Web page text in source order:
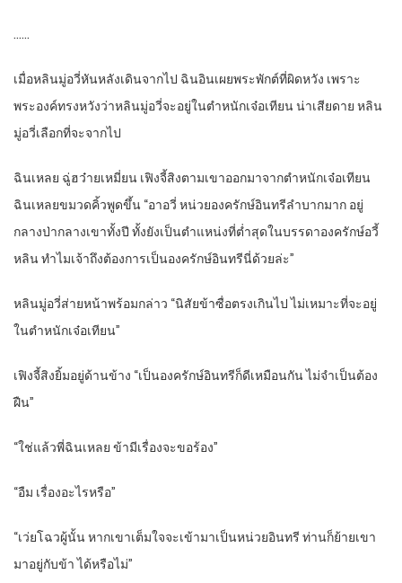
……
เมื่อหลินมู่อวี่หันหลังเดินจากไป ฉินอินเผยพระพักต์ที่ผิดหวัง เพราะ
พระองค์ทรงหวังว่าหลินมู่อวี่จะอยู่ในตำหนักเจ๋อเทียน น่าเสียดาย หลิน
มู่อวี่เลือกที่จะจากไป
ฉินเหลย ฉู่ฮว๋ายเหมี่ยน เฟิงจี้สิงตามเขาออกมาจากตำหนักเจ๋อเทียน
ฉินเหลยขมวดคิ้วพูดขึ้น “อาอวี่ หน่วยองครักษ์อินทรีลำบากมาก อยู่
กลางป่ากลางเขาทั้งปี ทั้งยังเป็นตำแหน่งที่ต่ำสุดในบรรดาองครักษ์อวี้
หลิน ทำไมเจ้าถึงต้องการเป็นองครักษ์อินทรีนี่ด้วยล่ะ”
หลินมู่อวี่ส่ายหน้าพร้อมกล่าว “นิสัยข้าซื่อตรงเกินไป ไม่เหมาะที่จะอยู่
ในตำหนักเจ๋อเทียน”
เฟิงจี้สิงยิ้มอยู่ด้านข้าง “เป็นองครักษ์อินทรีก็ดีเหมือนกัน ไม่จำเป็นต้อง
ฝืน”
“ใช่แล้วพี่ฉินเหลย ข้ามีเรื่องจะขอร้อง”
“อืม เรื่องอะไรหรือ”
“เว่ยโฉวผู้นั้น หากเขาเต็มใจจะเข้ามาเป็นหน่วยอินทรี ท่านก็ย้ายเขา
มาอยู่กับข้า ได้หรือไม่”